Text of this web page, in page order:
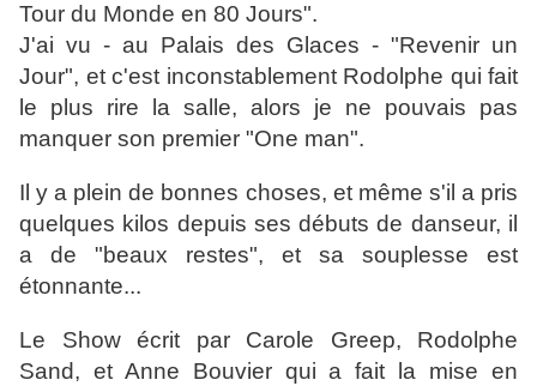
Tour du Monde en 80 Jours".
J'ai vu - au Palais des Glaces - "Revenir un
Jour", et c'est inconstablement Rodolphe qui fait
le plus rire la salle, alors je ne pouvais pas
manquer son premier "One man".
Il y a plein de bonnes choses, et même s'il a pris
quelques kilos depuis ses débuts de danseur, il
a de "beaux restes", et sa souplesse est
étonnante...
Le Show écrit par Carole Greep, Rodolphe
Sand, et Anne Bouvier qui a fait la mise en